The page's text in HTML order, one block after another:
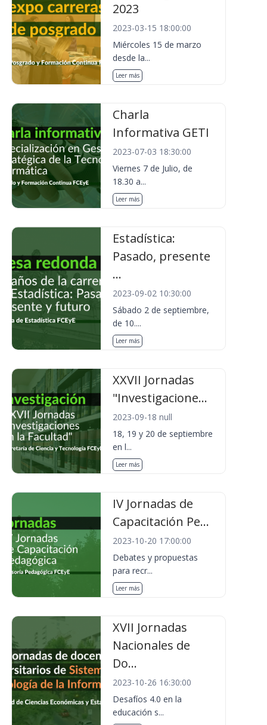
2023
2023-03-15 18:00:00
Miércoles 15 de marzo
desde la...
Leer más
Charla
Informativa GETI
2023-07-03 18:30:00
Viernes 7 de Julio, de
18.30 a...
Leer más
Estadística:
Pasado, presente
...
2023-09-02 10:30:00
Sábado 2 de septiembre,
de 10....
Leer más
XXVII Jornadas
"Investigacione...
2023-09-18 null
18, 19 y 20 de septiembre
en l...
Leer más
IV Jornadas de
Capacitación Pe...
2023-10-20 17:00:00
Debates y propuestas
para recr...
Leer más
XVII Jornadas
Nacionales de
Do...
2023-10-26 16:30:00
Desafíos 4.0 en la
educación s...